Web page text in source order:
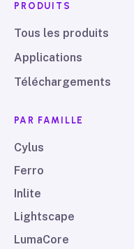
PRODUITS
Tous les produits
Applications
Téléchargements
PAR FAMILLE
Cylus
Ferro
Inlite
Lightscape
LumaCore